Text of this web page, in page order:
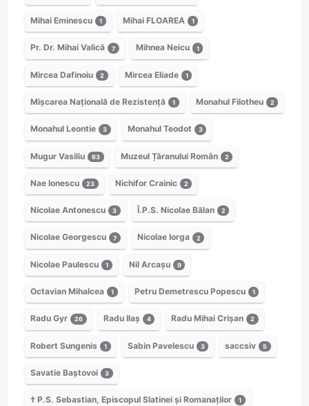
Mihai Eminescu 1 Mihai FLOAREA 1
Pr. Dr. Mihai Valică 7 Mihnea Neicu 1
Mircea Dafinoiu 2 Mircea Eliade 1
Mișcarea Națională de Rezistență 1 Monahul Filotheu 2
Monahul Leontie 3 Monahul Teodot 3
Mugur Vasiliu 63 Muzeul Țăranului Român 2
Nae Ionescu 23 Nichifor Crainic 2
Nicolae Antonescu 3 Î.P.S. Nicolae Bălan 2
Nicolae Georgescu 7 Nicolae Iorga 2
Nicolae Paulescu 1 Nil Arcașu 9
Octavian Mihalcea 1 Petru Demetrescu Popescu 1
Radu Gyr 26 Radu Ilaș 4 Radu Mihai Crișan 2
Robert Sungenis 1 Sabin Pavelescu 3 saccsiv 5
Savatie Baștovoi 3
† P.S. Sebastian, Episcopul Slatinei și Romanaților 1